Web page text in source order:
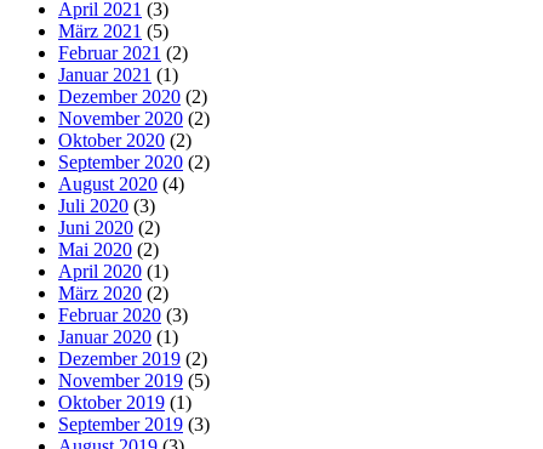
April 2021 (3)
März 2021 (5)
Februar 2021 (2)
Januar 2021 (1)
Dezember 2020 (2)
November 2020 (2)
Oktober 2020 (2)
September 2020 (2)
August 2020 (4)
Juli 2020 (3)
Juni 2020 (2)
Mai 2020 (2)
April 2020 (1)
März 2020 (2)
Februar 2020 (3)
Januar 2020 (1)
Dezember 2019 (2)
November 2019 (5)
Oktober 2019 (1)
September 2019 (3)